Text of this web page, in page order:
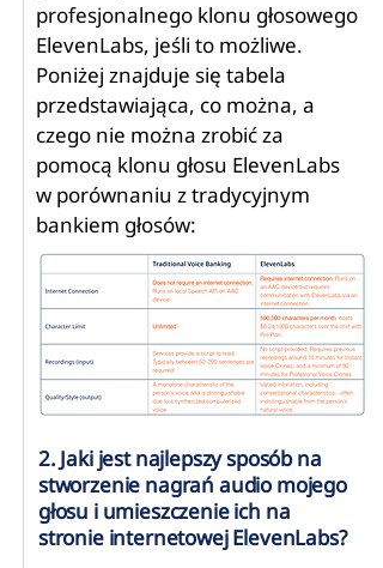
profesjonalnego klonu głosowego
ElevenLabs, jeśli to możliwe.
Poniżej znajduje się tabela
przedstawiająca, co można, a
czego nie można zrobić za
pomocą klonu głosu ElevenLabs
w porównaniu z tradycyjnym
bankiem głosów:
2. Jaki jest najlepszy sposób na
stworzenie nagrań audio mojego
głosu i umieszczenie ich na
stronie internetowej ElevenLabs?